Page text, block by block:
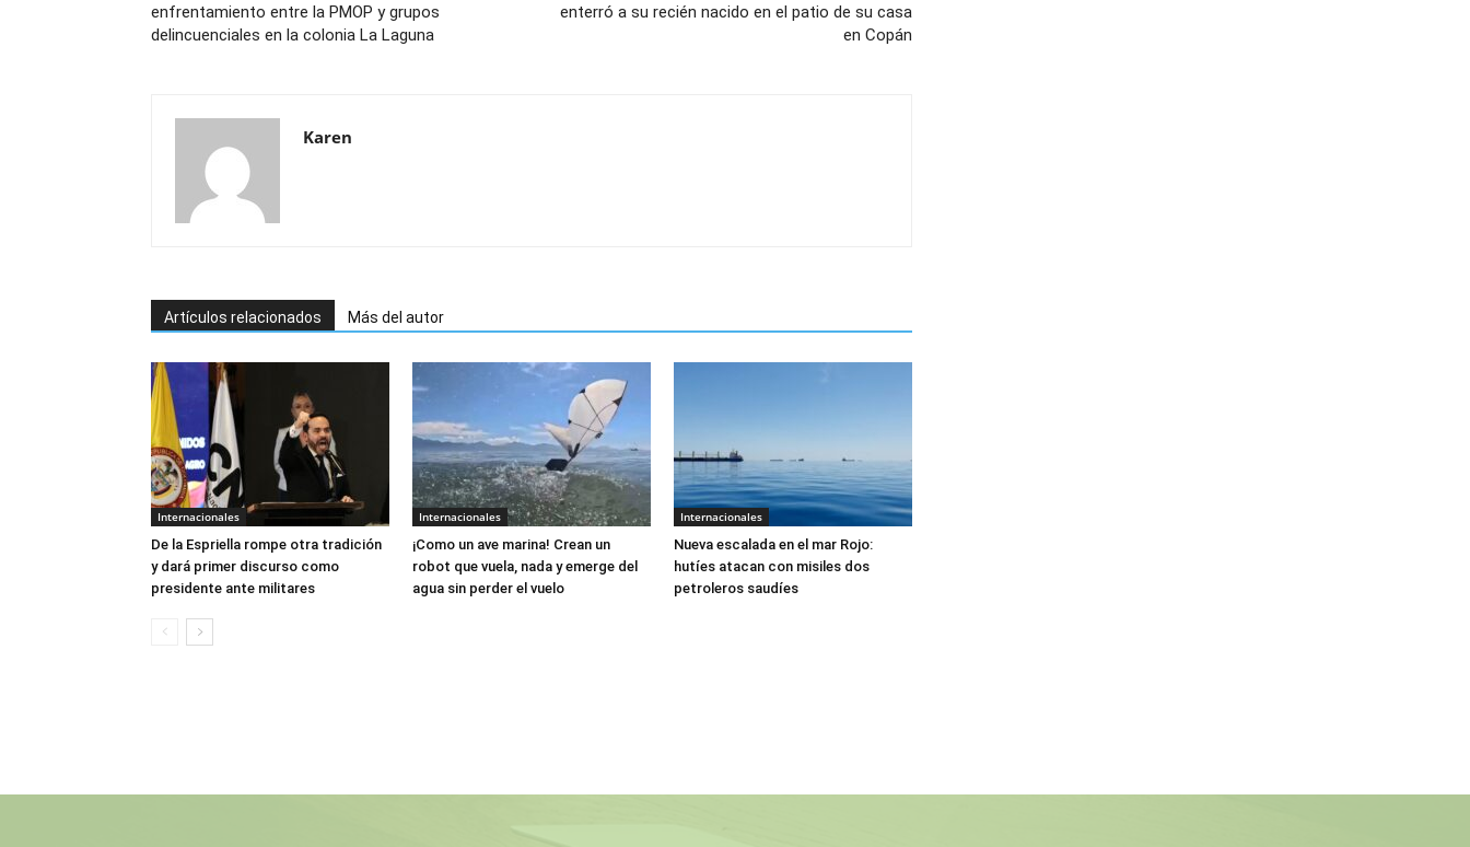
enfrentamiento entre la PMOP y grupos
delincuenciales en la colonia La Laguna
enterró a su recién nacido en el patio de su casa
en Copán
Karen
Artículos relacionados Más del autor
Internacionales
De la Espriella rompe otra tradición
y dará primer discurso como
presidente ante militares
Internacionales
¡Como un ave marina! Crean un
robot que vuela, nada y emerge del
agua sin perder el vuelo
Internacionales
Nueva escalada en el mar Rojo:
hutíes atacan con misiles dos
petroleros saudíes